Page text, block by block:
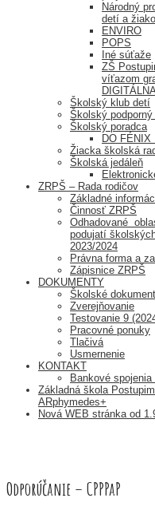
Národný
detí a
ENVIRO
POPS
Iné súťaže
ZŠ
víťazom
Školský klub detí
Školský
Školský poradca
DO FÉNIX
Žiacka školská
Školská jedáleň
ZRPŠ – Rada rodičov
Základné
Činnosť ZRPŠ
Odhadované
podujatí
2023/2024
Právna forma a
Zápisnice ZRPŠ
DOKUMENTY
Školské
Zverejňovanie
Testovanie 9
Pracovné ponuky
Tlačivá
Usmernenie
KONTAKT
Bankové
Základná škola
ARphymedes+
Nová WEB stránka od
Odporúčanie – CPPPaP